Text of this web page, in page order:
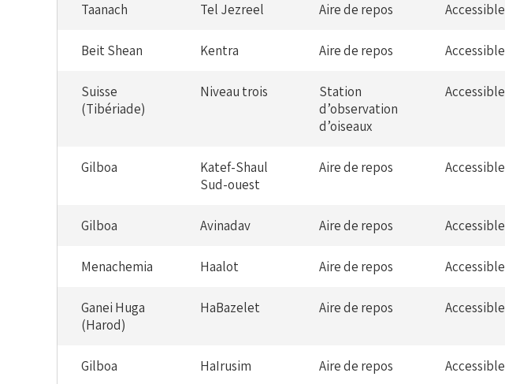
Taanach Tel Jezreel Aire de repos Accessible
Beit Shean Kentra Aire de repos Accessible
Suisse
(Tibériade)
Niveau trois
Station
d’observation
d’oiseaux
Accessible
Gilboa
Katef-Shaul
Sud-ouest
Aire de repos Accessible
Gilboa Avinadav Aire de repos Accessible
Menachemia Haalot Aire de repos Accessible
Ganei Huga
(Harod)
HaBazelet Aire de repos Accessible
Gilboa HaIrusim Aire de repos Accessible